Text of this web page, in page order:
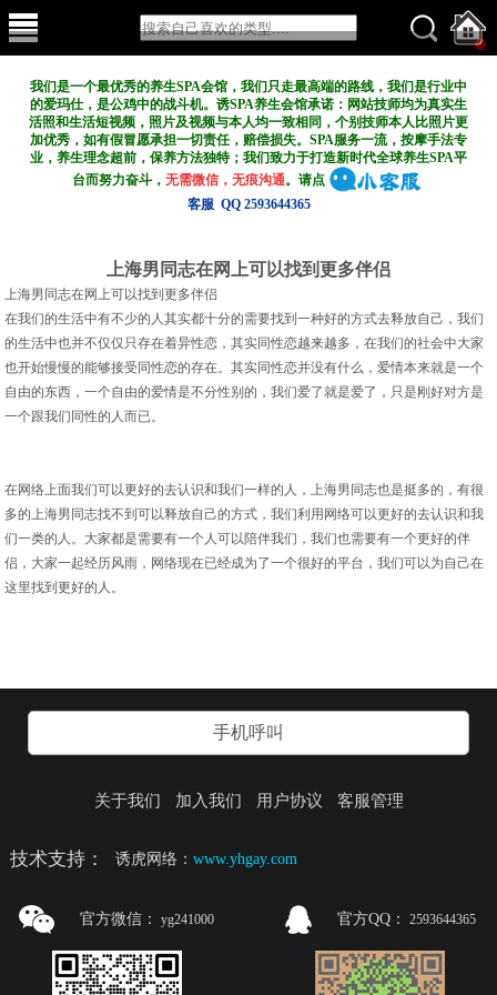
我们是一个最优秀的养生SPA会馆，我们只走最高端的路线，我们是行业中
的爱玛仕，是公鸡中的战斗机。诱SPA养生会馆承诺：网站技师均为真实生
活照和生活短视频，照片及视频与本人均一致相同，个别技师本人比照片更
加优秀，如有假冒愿承担一切责任，赔偿损失。SPA服务一流，按摩手法专
业，养生理念超前，保养方法独特；我们致力于打造新时代全球养生SPA平
台而努力奋斗，无需微信，无痕沟通。请点
客服 QQ 2593644365
上海男同志在网上可以找到更多伴侣
上海男同志在网上可以找到更多伴侣
在我们的生活中有不少的人其实都十分的需要找到一种好的方式去释放自己，我们
的生活中也并不仅仅只存在着异性恋，其实同性恋越来越多，在我们的社会中大家
也开始慢慢的能够接受同性恋的存在。其实同性恋并没有什么，爱情本来就是一个
自由的东西，一个自由的爱情是不分性别的，我们爱了就是爱了，只是刚好对方是
一个跟我们同性的人而已。
在网络上面我们可以更好的去认识和我们一样的人，上海男同志也是挺多的，有很
多的上海男同志找不到可以释放自己的方式，我们利用网络可以更好的去认识和我
们一类的人。大家都是需要有一个人可以陪伴我们，我们也需要有一个更好的伴
侣，大家一起经历风雨，网络现在已经成为了一个很好的平台，我们可以为自己在
这里找到更好的人。
手机呼叫
关于我们 加入我们 用户协议 客服管理
技术支持： 诱虎网络：www.yhgay.com
官方微信： yg241000 官方QQ： 2593644365